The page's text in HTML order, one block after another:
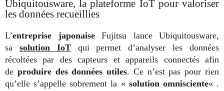
Ubiquitousware, la plateforme IoT pour valoriser
les données recueillies
L’entreprise japonaiseFujitsu lance Ubiquitousware,
sa solution IoT
qui permet d’analyser les données
récoltées par des capteurs et appareils connectés afin
de produire des données utiles. Ce n’est pas pour rien
qu’elle s’appelle sobrement la « solution omnisciente« .